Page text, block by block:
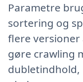
Parametre
sortering og
flere versioner
gøre crawling
dubletindhold,